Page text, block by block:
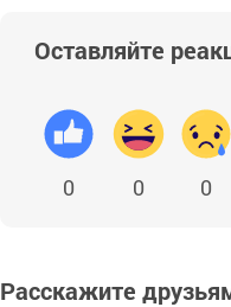
Оставляйте
0 0 0
Расскажите